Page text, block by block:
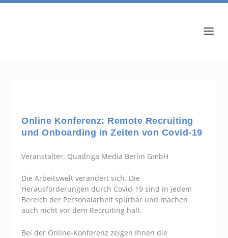
Online Konferenz: Remote Recruiting
und Onboarding in Zeiten von Covid-19
Veranstalter: Quadriga Media Berlin GmbH
Die Arbeitswelt verändert sich. Die
Herausforderungen durch Covid-19 sind in jedem
Bereich der Personalarbeit spürbar und machen
auch nicht vor dem Recruiting halt.
Bei der Online-Konferenz zeigen Ihnen die